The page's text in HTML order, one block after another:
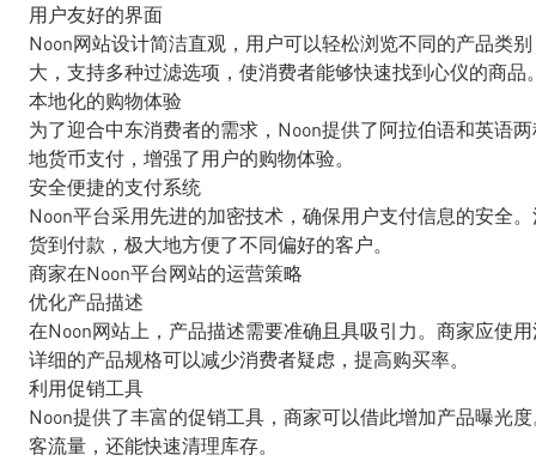
用户友好的界面
Noon网站设计简洁直观，用户可以轻松浏览不同的产品类
大，支持多种过滤选项，使消费者能够快速找到心仪的商品
本地化的购物体验
为了迎合中东消费者的需求，Noon提供了阿拉伯语和英语
地货币支付，增强了用户的购物体验。
安全便捷的支付系统
Noon平台采用先进的加密技术，确保用户支付信息的安全
货到付款，极大地方便了不同偏好的客户。
商家在Noon平台网站的运营策略
优化产品描述
在Noon网站上，产品描述需要准确且具吸引力。商家应使
详细的产品规格可以减少消费者疑虑，提高购买率。
利用促销工具
Noon提供了丰富的促销工具，商家可以借此增加产品曝光
客流量，还能快速清理库存。